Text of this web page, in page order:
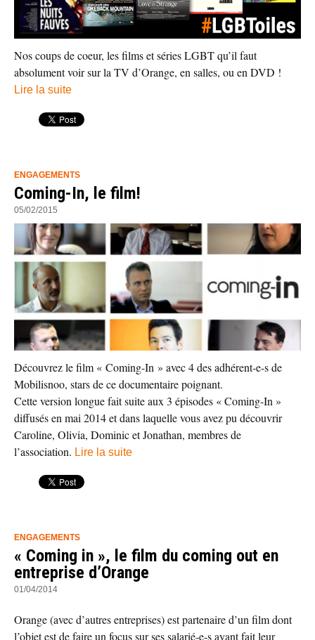
Nos coups de coeur, les films et séries LGBT qu’il faut
absolument voir sur la TV d’Orange, en salles, ou en DVD !
Lire la suite
ENGAGEMENTS
Coming-In, le film!
05/02/2015
Découvrez le film « Coming-In » avec 4 des adhérent-e-s de
Mobilisnoo, stars de ce documentaire poignant.
Cette version longue fait suite aux 3 épisodes « Coming-In »
diffusés en mai 2014 et dans laquelle vous avez pu découvrir
Caroline, Olivia, Dominic et Jonathan, membres de
l’association. Lire la suite
ENGAGEMENTS
« Coming in », le film du coming out en
entreprise d’Orange
01/04/2014
Orange (avec d’autres entreprises) est partenaire d’un film dont
l’objet est de faire un focus sur ses salarié-e-s ayant fait leur